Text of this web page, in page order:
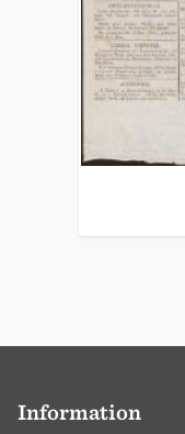
Information